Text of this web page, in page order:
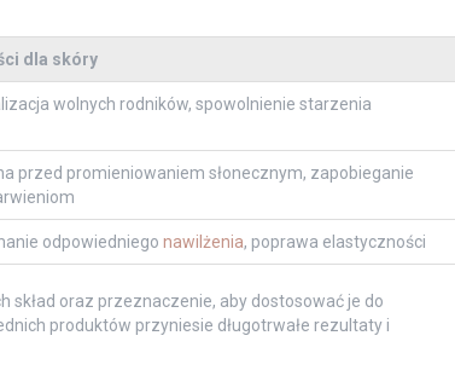
dla skóry
wolnych rodników, spowolnienie starzenia
przed promieniowaniem słonecznym, zapobieganie
odpowiedniego nawilżenia, poprawa elastyczności
skład oraz przeznaczenie, aby dostosować je do
produktów przyniesie długotrwałe rezultaty i